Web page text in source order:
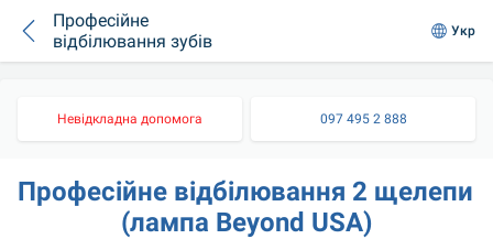
Професійне
відбілювання зубів
Укр
Невідкладна допомога 097 495 2 888
Професійне відбілювання 2 щелепи
(лампа Beyond USA)